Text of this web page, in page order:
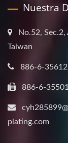
Nuestra
No.52,
Taiwan
886-6-
886-6-
plating.com